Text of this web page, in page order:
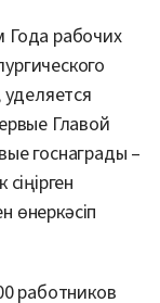
Года рабочих
Главой
госнаграды –
өнеркәсіп
работников